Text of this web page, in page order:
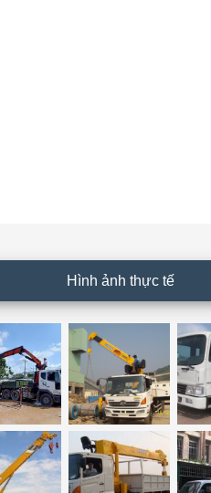
Hình ảnh thực tế